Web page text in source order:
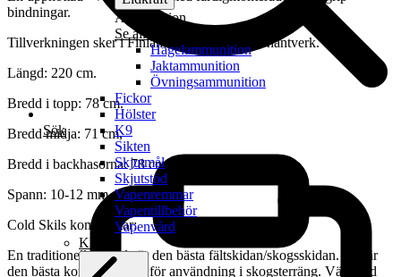
Ammunition
Se alla ammunition
Hagelammunition
Jaktammunition
Övningsammunition
Fickor
Hölster
K9
Sikten
Skjutmål
Skjutstöd
Vapenremmar
Vapentillbehör
Vapenvård
Kläder
Sök
bindningar.
Tillverkningen sker i Finland och är till 100% hantverk.
Längd: 220 cm.
Bredd i topp: 78 cm.
Bredd midja: 71 cm,
Bredd i backhasorna: 78 cm.
Spann: 10-12 mm.
Cold Skils kommentar:
En traditionell träskida är den bästa fältskidan/skogsskidan. Det är
den bästa kompromissen för användning i skogsterräng. Vältjärad